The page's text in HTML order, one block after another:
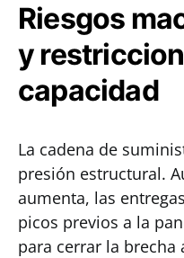
Riesgos
y
capacidad
La cadena de
presión estructural.
aumenta, las
picos previos a la
para cerrar la brecha